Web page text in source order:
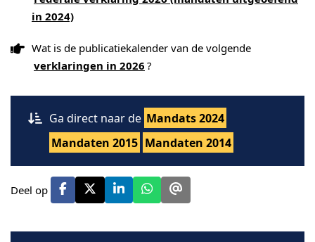
in 2024)
Wat is de publicatiekalender van de volgende
verklaringen in 2026 ?
Ga direct naar de Mandats 2024
Mandaten 2015 Mandaten 2014
Deel op